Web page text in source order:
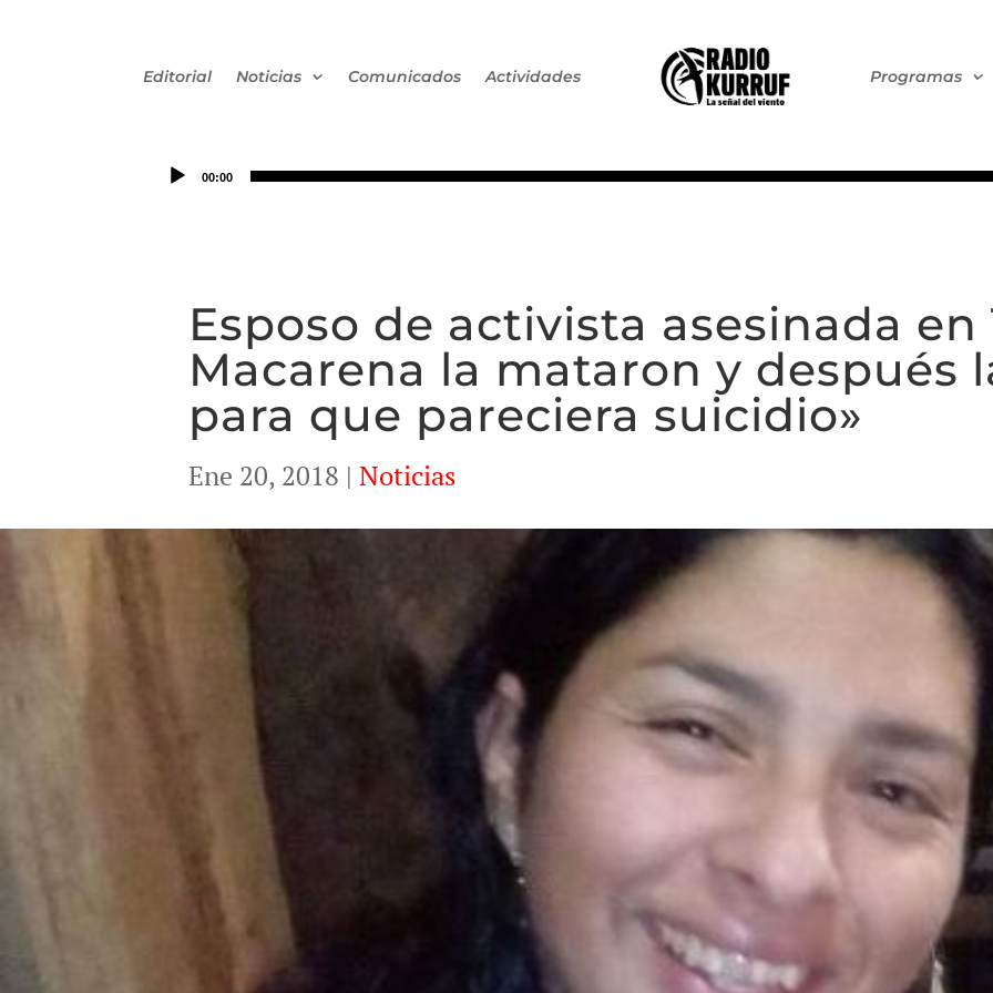
Editorial Noticias Comunicados Actividades Programas
00:00
Esposo de activista asesinada en
Macarena la mataron y después
para que pareciera suicidio»
Ene 20, 2018 |Noticias